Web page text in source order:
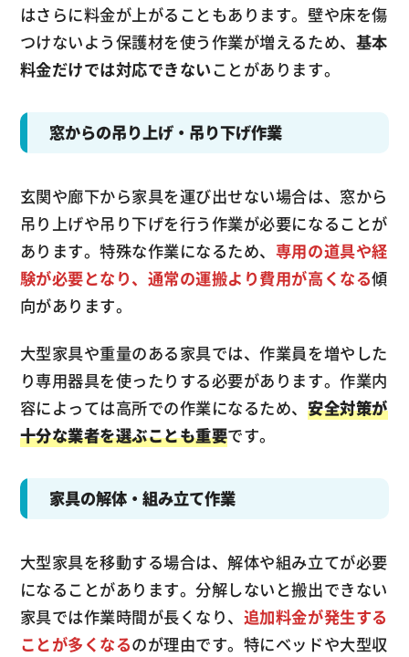
はさらに料金が上がることもあります。壁や床を傷
つけないよう保護材を使う作業が増えるため、 基本
料金だけでは対応できないことがあります。
窓からの吊り上げ・吊り下げ作業
玄関や廊下から家具を運び出せない場合は、窓から
吊り上げや吊り下げを行う作業が必要になることが
あります。特殊な作業になるため、 専用の道具や経
験が必要となり、通常の運搬より費用が高くなる傾
向があります。
大型家具や重量のある家具では、作業員を増やした
り専用器具を使ったりする必要があります。作業内
容によっては高所での作業になるため、 安全対策が
十分な業者を選ぶことも重要です。
家具の解体・組み立て作業
大型家具を移動する場合は、解体や組み立てが必要
になることがあります。分解しないと搬出できない
家具では作業時間が長くなり、 追加料金が発生する
ことが多くなるのが理由です。特にベッドや大型収